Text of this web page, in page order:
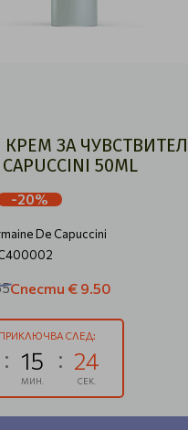
ЗА
50ML
-20%
De Capuccini
Спести € 9.50
СЛЕД:
15
МИН.
23
СЕК.